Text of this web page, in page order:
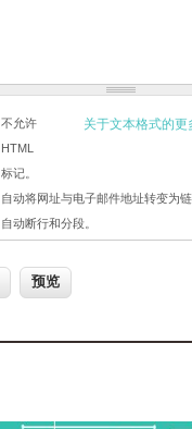
关于文本格式的更
不允许
HTML
标记。
自动将网址与电子邮件地址转变为链
自动断行和分段。